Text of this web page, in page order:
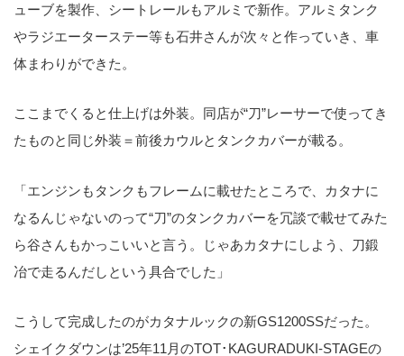
ューブを製作、シートレールもアルミで新作。アルミタンク
やラジエーターステー等も石井さんが次々と作っていき、車
体まわりができた。
ここまでくると仕上げは外装。同店が“刀”レーサーで使ってき
たものと同じ外装＝前後カウルとタンクカバーが載る。
「エンジンもタンクもフレームに載せたところで、カタナに
なるんじゃないのって“刀”のタンクカバーを冗談で載せてみた
ら谷さんもかっこいいと言う。じゃあカタナにしよう、刀鍛
冶で走るんだしという具合でした」
こうして完成したのがカタナルックの新GS1200SSだった。
シェイクダウンは’25年11月のTOT･KAGURADUKI-STAGEの